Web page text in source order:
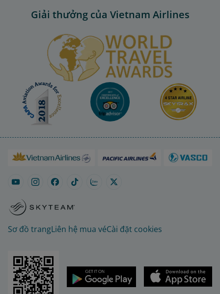
Giải thưởng của Vietnam Airlines
Sơ đồ trangLiên hệ mua véCài đặt cookies